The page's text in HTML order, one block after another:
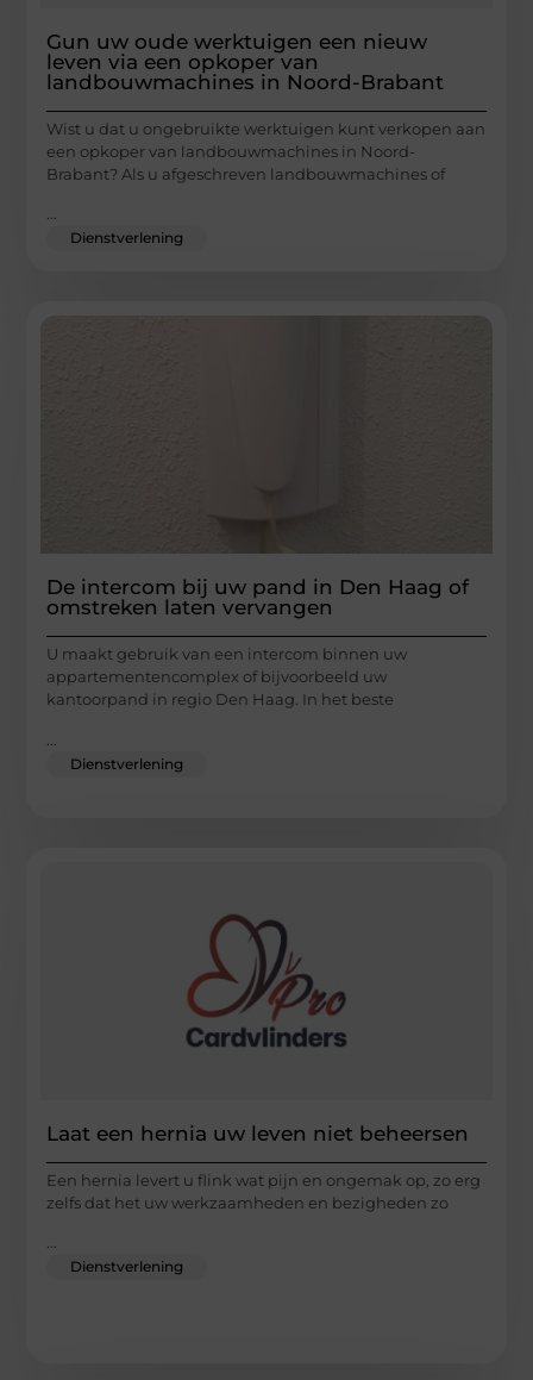
Gun uw oude werktuigen een nieuw
leven via een opkoper van
landbouwmachines in Noord-Brabant
Wist u dat u ongebruikte werktuigen kunt verkopen aan
een opkoper van landbouwmachines in Noord-
Brabant? Als u afgeschreven landbouwmachines of
...
Dienstverlening
De intercom bij uw pand in Den Haag of
omstreken laten vervangen
U maakt gebruik van een intercom binnen uw
appartementencomplex of bijvoorbeeld uw
kantoorpand in regio Den Haag. In het beste
Dienstverlening
Laat een hernia uw leven niet beheersen
Een hernia levert u flink wat pijn en ongemak op, zo erg
zelfs dat het uw werkzaamheden en bezigheden zo
...
Dienstverlening